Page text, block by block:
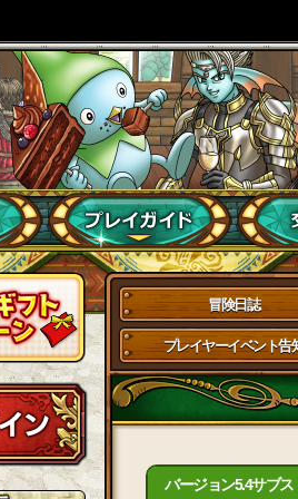
冒険日誌
プレイヤーイベント告
バージョン5.4サブ